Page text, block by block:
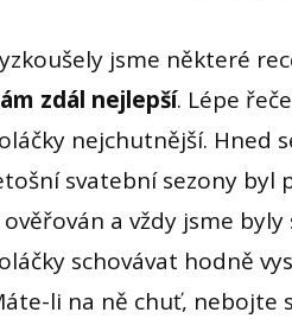
jsme některé
zdál nejlepší. Lépe
nejchutnější. Hned
svatební sezony byl
ověřován a vždy jsme
schovávat hodně
li na ně chuť, nebojte